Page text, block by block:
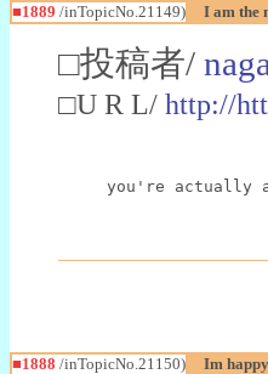
■1889 /inTopicNo.21149) I am the
□投稿者/
□U R L/ http://
you're actually
■1888 /inTopicNo.21150) Im